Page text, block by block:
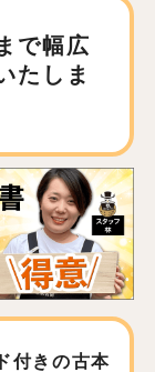
で幅広
たしま
付きの古本